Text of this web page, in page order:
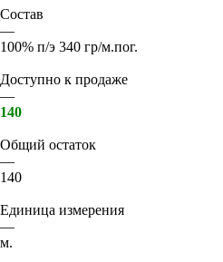
Состав
—
100% п/э 340 гр/м.пог.
Доступно к продаже
—
140
Общий остаток
—
140
Единица измерения
—
м.